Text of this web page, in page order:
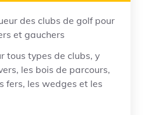
des clubs de golf pour
et gauchers
tous types de clubs, y
les bois de parcours,
fers, les wedges et les